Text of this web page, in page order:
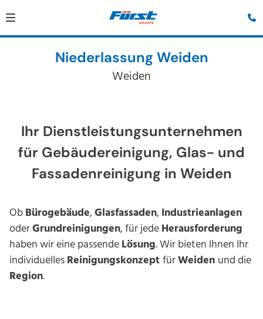
Niederlassung Weiden
Weiden
Ihr Dienstleistungsunternehmen
für Gebäudereinigung, Glas- und
Fassadenreinigung in Weiden
ObBürogebäude,Glasfassaden,Industrieanlagen
oderGrundreinigungen, für jedeHerausforderung
haben wir eine passendeLösung. Wir bieten Ihnen Ihr
individuellesReinigungskonzeptfürWeiden und die
Region.